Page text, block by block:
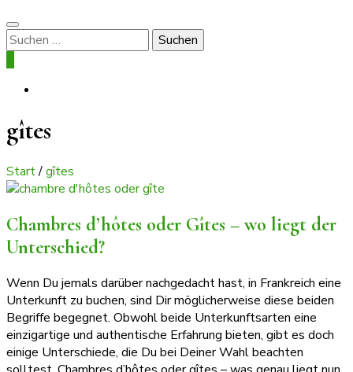
Suchen
nach:
gîtes
Start/gîtes
Chambres d’hôtes oder Gîtes – wo liegt der
Unterschied?
Wenn Du jemals darüber nachgedacht hast, in Frankreich eine
Unterkunft zu buchen, sind Dir möglicherweise diese beiden
Begriffe begegnet. Obwohl beide Unterkunftsarten eine
einzigartige und authentische Erfahrung bieten, gibt es doch
einige Unterschiede, die Du bei Deiner Wahl beachten